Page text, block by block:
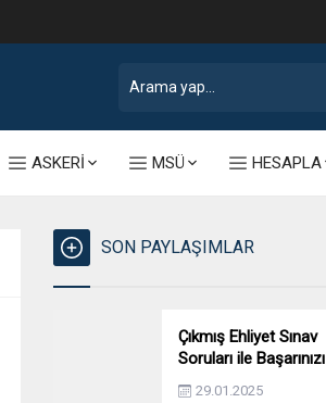
ASKERİ MSÜ HESAPLA
SON PAYLAŞIMLAR
Çıkmış Ehliyet Sınav
Soruları ile Başarınızı
Artırın!
29.01.2025